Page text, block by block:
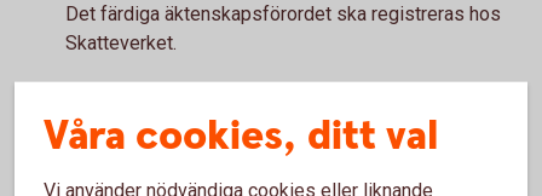
Det färdiga äktenskapsförordet ska registreras hos
Skatteverket.
(skatteverket.se)
Om ni vill ändra äktenskapsförordet
Våra cookies, ditt val
Vi använder nödvändiga cookies eller liknande